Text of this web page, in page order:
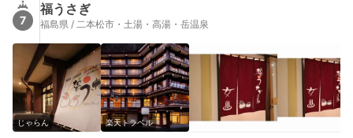
7
福うさぎ
福島県 / 二本松市・土湯・高湯・岳温泉
じゃらん 楽天トラベル